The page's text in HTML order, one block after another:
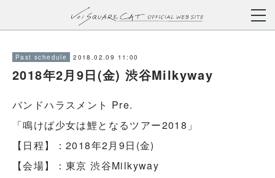
Past schedule 2018.02.09 11:00
2018年2月9日(金) 渋谷Milkyway
バンドハラスメント Pre.
「鳴けば少女は鯉となるツアー2018」
【日程】：2018年2月9日(金)
【会場】：東京 渋谷Milkyway